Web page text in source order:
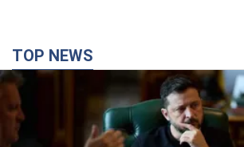
санкційну операцію" проти Росії:
поставив президент. Фото
Головною метою нових санкцій має стати
доступу Росії до іноземних технологій
32 минуты назад 4,5 т.